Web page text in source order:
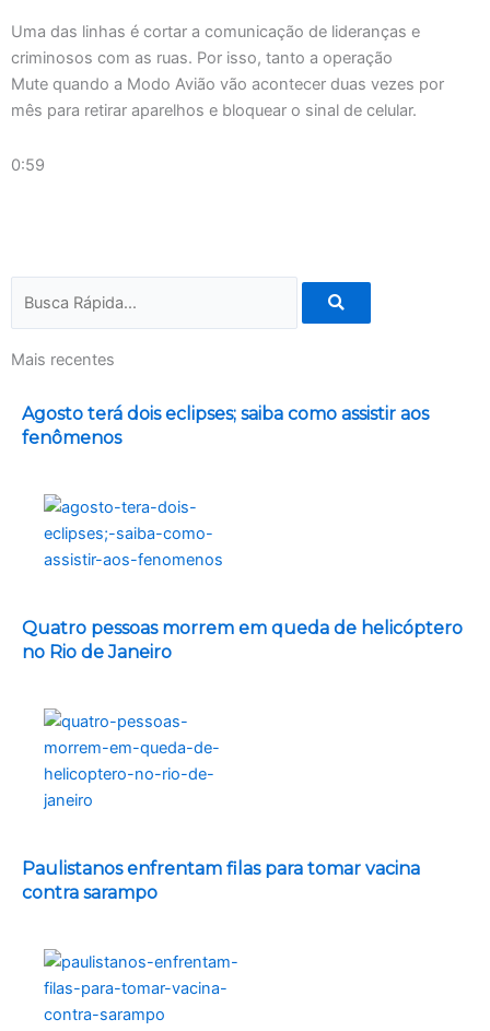
Uma das linhas é cortar a comunicação de lideranças e
criminosos com as ruas. Por isso, tanto a operação
Mute quando a Modo Avião vão acontecer duas vezes por
mês para retirar aparelhos e bloquear o sinal de celular.
0:59
Mais recentes
Agosto terá dois eclipses; saiba como assistir aos
fenômenos
Quatro pessoas morrem em queda de helicóptero
no Rio de Janeiro
Paulistanos enfrentam filas para tomar vacina
contra sarampo